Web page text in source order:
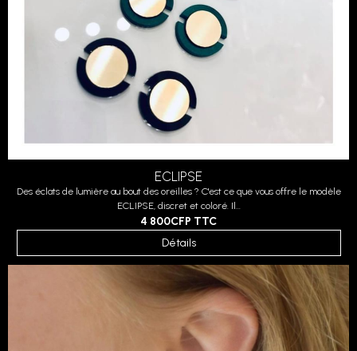
ECLIPSE
Des éclats de lumière au bout des oreilles ? C'est ce que vous offre le modèle
ECLIPSE, discret et coloré. Il...
4 800CFP TTC
Détails